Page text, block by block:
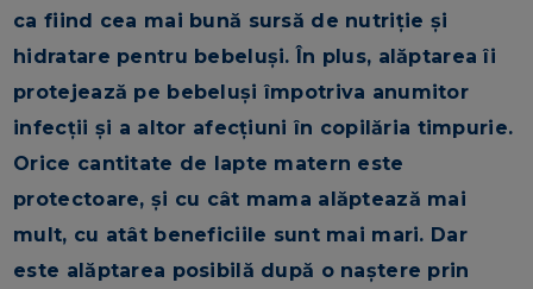
ca fiind cea mai bună sursă de nutriție și
hidratare pentru bebeluși. În plus, alăptarea îi
protejează pe bebeluși împotriva anumitor
infecții și a altor afecțiuni în copilăria timpurie.
Orice cantitate de lapte matern este
protectoare, și cu cât mama alăptează mai
mult, cu atât beneficiile sunt mai mari. Dar
este alăptarea posibilă după o naștere prin